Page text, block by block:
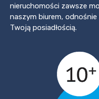
nieruchomości zawsze
naszym biurem,
Twoją posiadłością.